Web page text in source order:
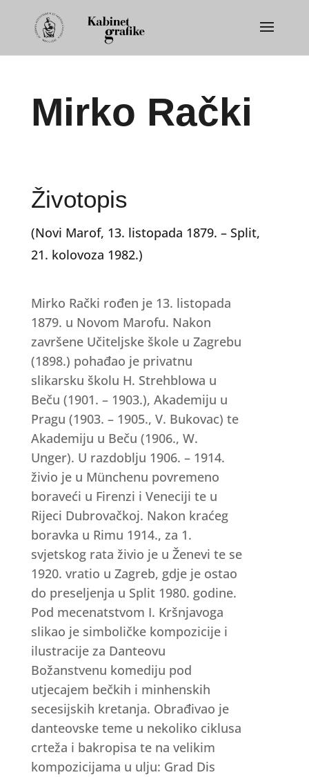
Mirko Rački
Životopis
(Novi Marof, 13. listopada 1879. – Split,
21. kolovoza 1982.)
Mirko Rački rođen je 13. listopada
1879. u Novom Marofu. Nakon
završene Učiteljske škole u Zagrebu
(1898.) pohađao je privatnu
slikarsku školu H. Strehblowa u
Beču (1901. – 1903.), Akademiju u
Pragu (1903. – 1905., V. Bukovac) te
Akademiju u Beču (1906., W.
Unger). U razdoblju 1906. – 1914.
živio je u Münchenu povremeno
boraveći u Firenzi i Veneciji te u
Rijeci Dubrovačkoj. Nakon kraćeg
boravka u Rimu 1914., za 1.
svjetskog rata živio je u Ženevi te se
1920. vratio u Zagreb, gdje je ostao
do preseljenja u Split 1980. godine.
Pod mecenatstvom I. Kršnjavoga
slikao je simboličke kompozicije i
ilustracije za Danteovu
Božanstvenu komediju pod
utjecajem bečkih i minhenskih
secesijskih kretanja. Obrađivao je
danteovske teme u nekoliko ciklusa
crteža i bakropisa te na velikim
kompozicijama u ulju: Grad Dis